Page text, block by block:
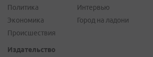
Политика
Экономика
Происшествия
Интервью
Город на ладони
Издательство